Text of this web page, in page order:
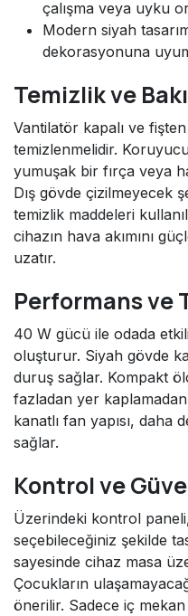
çalışma veya uyku
Modern siyah
dekorasyonuna
Temizlik ve
Vantilatör kapalı ve
temizlenmelidir.
yumuşak bir fırça veya
Dış gövde çizilmeyecek
temizlik maddeleri
cihazın hava akımını
uzatır.
Performans ve
40 W gücü ile odada
oluşturur. Siyah gövde
duruş sağlar. Kompakt
fazladan yer
kanatlı fan yapısı, daha
sağlar.
Kontrol ve
Üzerindeki kontrol
seçebileceğiniz şekilde
sayesinde cihaz masa
Çocukların
önerilir. Sadece iç